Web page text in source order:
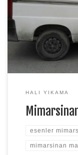
mimar sinan
firması fabrikası.
sakinlerimiz.Duru
mahallesinde halı
yıkama,zebra
HALI YIKAMA
esenler
mimarsinan